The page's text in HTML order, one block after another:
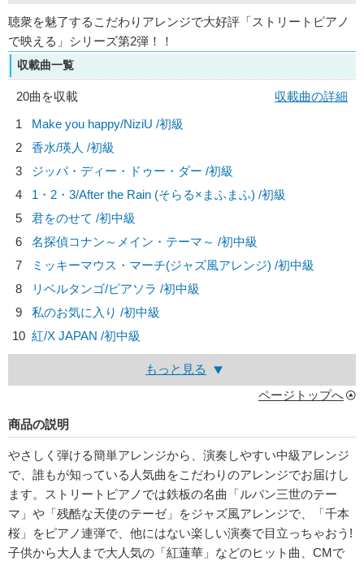
聴衆を魅了するこだわりアレンジで大好評「ストリートピアノ
で映える」シリーズ第2弾！！
収載曲一覧
20曲を収載
収載曲の詳細
1
Make you happy/NiziU /初級
2
香水/瑛人 /初級
3
ジッパ・ディー・ドゥー・ダー /初級
4
1・2・3/After the Rain (そらる×まふまふ) /初級
5
君をのせて /初中級
6
名探偵コナン～メイン・テーマ～ /初中級
7
ミッキーマウス・マーチ(ジャズ風アレンジ) /初中級
8
リベルタンゴ/ピアソラ /初中級
9
私のお気に入り /初中級
10 紅/X JAPAN /初中級
もっと見る
ページトップへ
商品の説明
やさしく弾ける簡単アレンジから、演奏しやすい中級アレンジ
で、誰もが知っている人気曲をこだわりのアレンジでお届けし
ます。ストリートピアノでは鉄板の名曲「ルパン三世のテー
マ」や「残酷な天使のテーゼ」をジャズ風アレンジで、「千本
桜」をピアノ連弾で、他にはない楽しい演奏で目立っちゃおう!
子供から大人まで大人気の「紅蓮華」などのヒット曲、CMで